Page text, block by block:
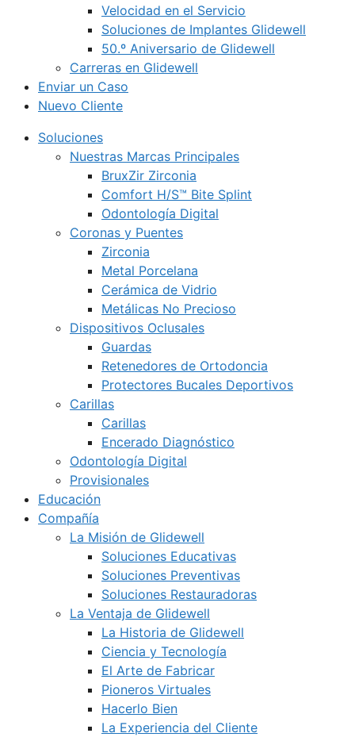
Velocidad en el Servicio
Soluciones de Implantes Glidewell
50.º Aniversario de Glidewell
Carreras en Glidewell
Enviar un Caso
Nuevo Cliente
Soluciones
Nuestras Marcas Principales
BruxZir Zirconia
Comfort H/S™ Bite Splint
Odontología Digital
Coronas y Puentes
Zirconia
Metal Porcelana
Cerámica de Vidrio
Metálicas No Precioso
Dispositivos Oclusales
Guardas
Retenedores de Ortodoncia
Protectores Bucales Deportivos
Carillas
Carillas
Encerado Diagnóstico
Odontología Digital
Provisionales
Educación
Compañía
La Misión de Glidewell
Soluciones Educativas
Soluciones Preventivas
Soluciones Restauradoras
La Ventaja de Glidewell
La Historia de Glidewell
Ciencia y Tecnología
El Arte de Fabricar
Pioneros Virtuales
Hacerlo Bien
La Experiencia del Cliente